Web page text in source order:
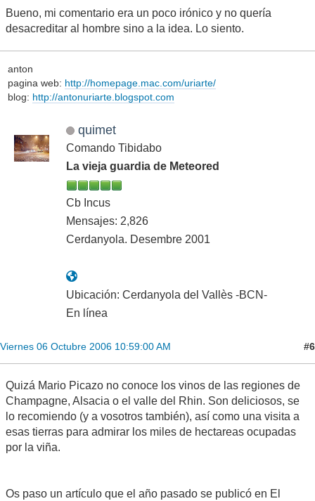
Bueno, mi comentario era un poco irónico y no quería
desacreditar al hombre sino a la idea. Lo siento.
anton
pagina web: http://homepage.mac.com/uriarte/
blog: http://antonuriarte.blogspot.com
quimet
Comando Tibidabo
La vieja guardia de Meteored
Cb Incus
Mensajes: 2,826
Cerdanyola. Desembre 2001
Ubicación: Cerdanyola del Vallès -BCN-
En línea
Viernes 06 Octubre 2006 10:59:00 AM #6
Quizá Mario Picazo no conoce los vinos de las regiones de
Champagne, Alsacia o el valle del Rhin. Son deliciosos, se
lo recomiendo (y a vosotros también), así como una visita a
esas tierras para admirar los miles de hectareas ocupadas
por la viña.
Os paso un artículo que el año pasado se publicó en El